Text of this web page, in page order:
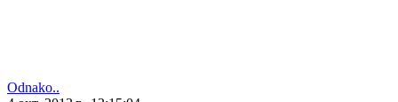
Odnako..